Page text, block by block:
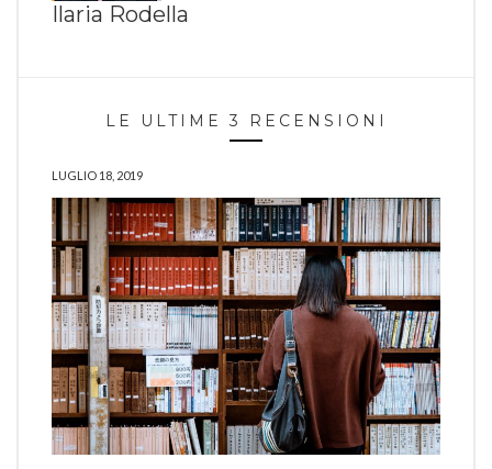
Ilaria Rodella
LE ULTIME 3 RECENSIONI
LUGLIO 18, 2019